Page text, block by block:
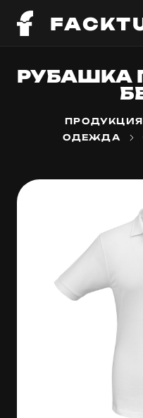
РУБАШКА
ОДЕЖДА